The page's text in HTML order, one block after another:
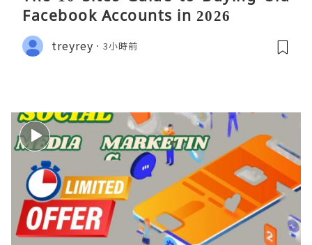
Facebook Accounts in 2026
treyrey 3小時前